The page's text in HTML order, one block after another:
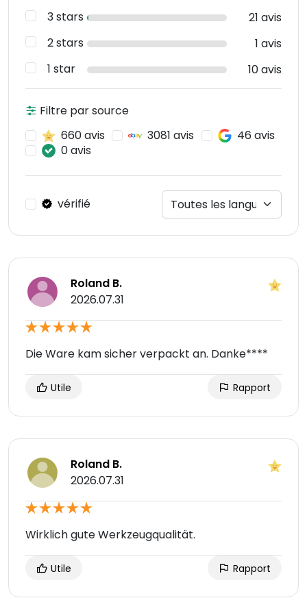
3 stars
21 avis
2 stars
1 avis
1 star
10 avis
Filtre par source
660 avis
3081 avis
46 avis
0 avis
vérifié
Roland B.
2026.07.31
Die Ware kam sicher verpackt an. Danke****
Utile Rapport
Roland B.
2026.07.31
Wirklich gute Werkzeugqualität.
Utile Rapport